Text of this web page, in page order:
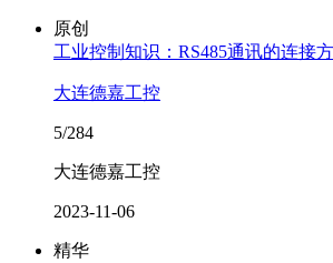
原创
工业控制知识：RS485通讯的连接
大连德嘉工控
5/284
大连德嘉工控
2023-11-06
精华